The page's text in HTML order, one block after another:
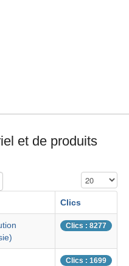
et de produits
Affichage #
Clics
Clics : 8277
Clics : 1699